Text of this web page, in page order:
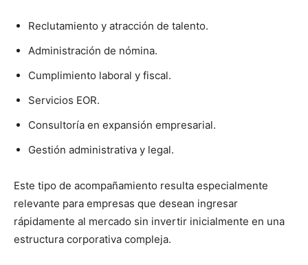
Reclutamiento y atracción de talento.
Administración de nómina.
Cumplimiento laboral y fiscal.
Servicios EOR.
Consultoría en expansión empresarial.
Gestión administrativa y legal.
Este tipo de acompañamiento resulta especialmente
relevante para empresas que desean ingresar
rápidamente al mercado sin invertir inicialmente en una
estructura corporativa compleja.